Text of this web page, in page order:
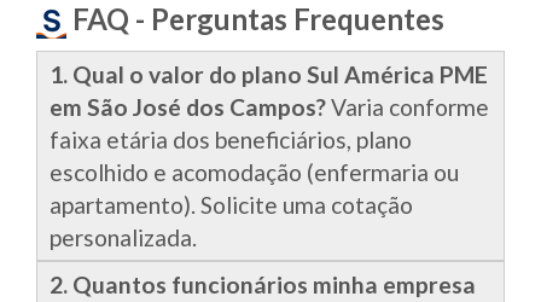
FAQ - Perguntas Frequentes
1. Qual o valor do plano Sul América PME
em São José dos Campos?Varia conforme
faixa etária dos beneficiários, plano
escolhido e acomodação (enfermaria ou
apartamento). Solicite uma cotação
personalizada.
2. Quantos funcionários minha empresa